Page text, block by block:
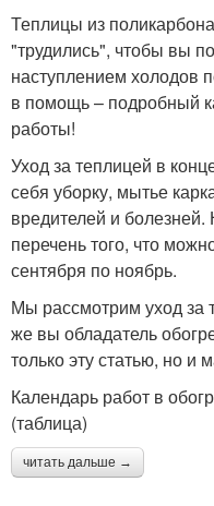
Теплицы из
"трудились", чтобы вы
наступлением холодов
в помощь – подробный
работы!
Уход за теплицей в
себя уборку, мытье
вредителей и
перечень того, что
сентября по ноябрь.
Мы рассмотрим уход за
же вы обладатель
только эту статью, но и
Календарь работ в
(таблица)
читать дальше →